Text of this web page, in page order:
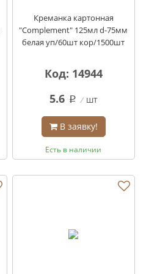
Креманка картонная
"Complement" 125мл d-75мм
белая уп/60шт кор/1500шт
Код: 14944
5.6 q шт
В заявку!
Есть в наличии